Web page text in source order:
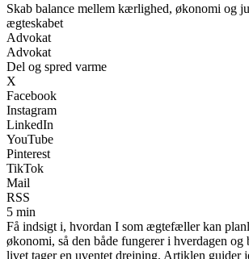
Skab balance mellem kærlighed, økonomi og
ægteskabet
Advokat
Advokat
Del og spred varme
X
Facebook
Instagram
LinkedIn
YouTube
Pinterest
TikTok
Mail
RSS
5 min
Få indsigt i, hvordan I som ægtefæller kan
økonomi, så den både fungerer i hverdagen og
livet tager en uventet drejning. Artiklen guider